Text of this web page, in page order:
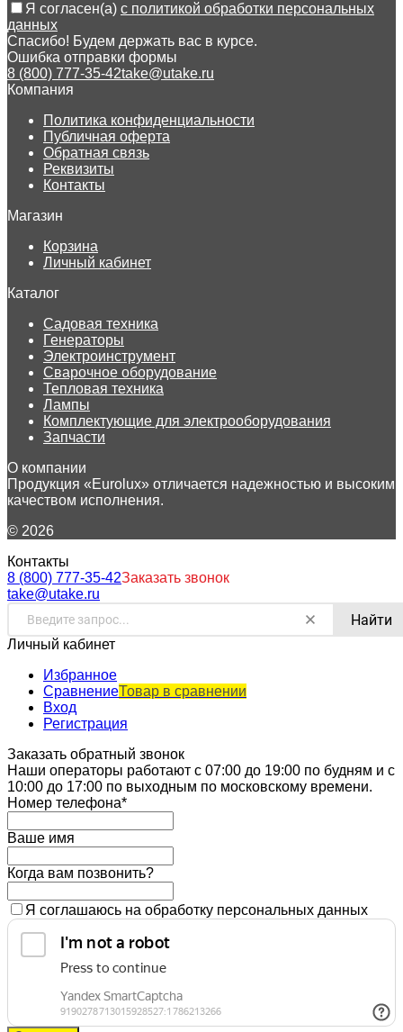
Я согласен(a) с политикой обработки персональных
данных
Спасибо! Будем держать вас в курсе.
Ошибка отправки формы
8 (800) 777-35-42take@utake.ru
Компания
Политика конфиденциальности
Публичная оферта
Обратная связь
Реквизиты
Контакты
Магазин
Корзина
Личный кабинет
Каталог
Садовая техника
Генераторы
Электроинструмент
Сварочное оборудование
Тепловая техника
Лампы
Комплектующие для электрооборудования
Запчасти
О компании
Продукция «Eurolux» отличается надежностью и высоким
качеством исполнения.
© 2026
Контакты
8 (800) 777-35-42Заказать звонок
take@utake.ru
Найти
Личный кабинет
Избранное
СравнениеТовар в сравнении
Вход
Регистрация
Заказать обратный звонок
Наши операторы работают с 07:00 до 19:00 по будням и с
10:00 до 17:00 по выходным по московскому времени.
Номер телефона*
Ваше имя
Когда вам позвонить?
Я соглашаюсь на обработку персональных данных